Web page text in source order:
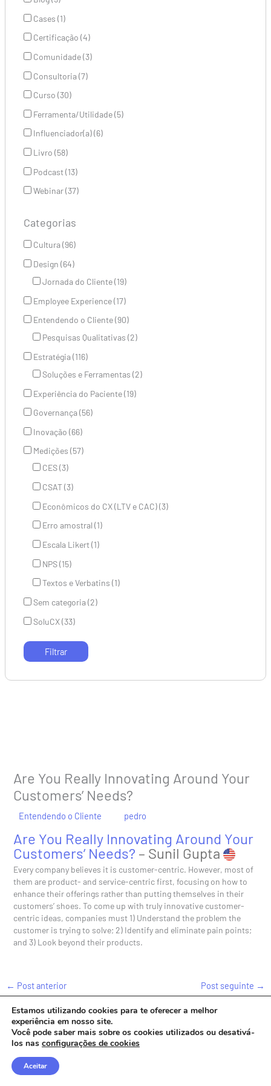
Cases (1)
Certificação (4)
Comunidade (3)
Consultoria (7)
Curso (30)
Ferramenta/Utilidade (5)
Influenciador(a) (6)
Livro (58)
Podcast (13)
Webinar (37)
Categorias
Cultura (96)
Design (64)
Jornada do Cliente (19)
Employee Experience (17)
Entendendo o Cliente (90)
Pesquisas Qualitativas (2)
Estratégia (116)
Soluções e Ferramentas (2)
Experiência do Paciente (19)
Governança (56)
Inovação (66)
Medições (57)
CES (3)
CSAT (3)
Econômicos do CX (LTV e CAC) (3)
Erro amostral (1)
Escala Likert (1)
NPS (15)
Textos e Verbatins (1)
Sem categoria (2)
SoluCX (33)
Are You Really Innovating Around Your
Customers’ Needs?
Entendendo o Cliente pedro
Are You Really Innovating Around Your
Customers’ Needs? – Sunil Gupta
Every company believes it is customer-centric. However, most of
them are product- and service-centric first, focusing on how to
enhance their offerings rather than putting themselves in their
customers’ shoes. To come up with truly innovative customer-
centric ideas, companies must 1) Understand the problem the
customer is trying to solve; 2) Identify and eliminate pain points;
and 3) Look beyond their products.
← Post anterior Post seguinte →
Estamos utilizando cookies para te oferecer a melhor
experiência em nosso site.
Você pode saber mais sobre os cookies utilizados ou desativá-
los nas configurações de cookies
Aceitar